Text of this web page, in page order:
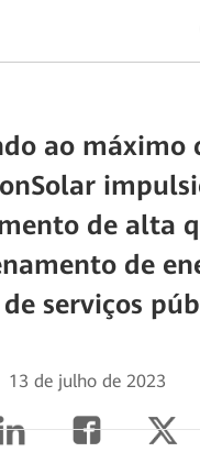
ao máximo
de alta
de
serviços
13 de julho de 2023